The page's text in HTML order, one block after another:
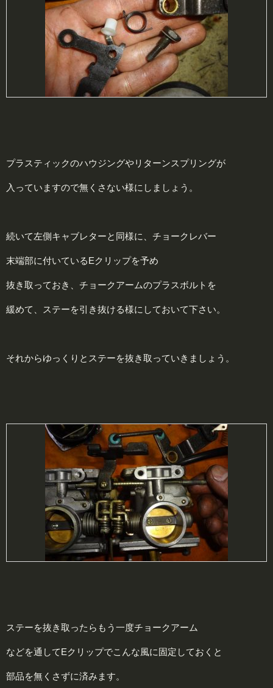
プラスティックのハウジングやリターンスプリングが
入っていますので無くさない様にしましょう。
続いて左側キャブレターと同様に、チョークレバー
末端部に付いているEクリップを予め
抜き取っておき、チョークアームのプラスボルトを
緩めて、ステーを引き抜ける様にしておいて下さい。
それからゆっくりとステーを抜き取っていきましょう。
ステーを抜き取ったらもう一度チョークアーム
などを通してEクリップでこんな風に固定しておくと
部品を無くさずに済みます。